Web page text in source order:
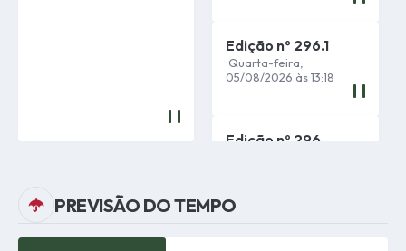
Edição nº 296.1
Quarta-feira
05/08/2026
13:18
Edição nº 296
PREVISÃO DO TEMPO